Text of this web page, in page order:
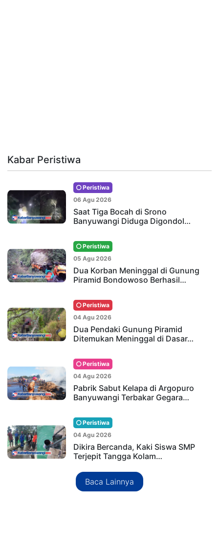
Kabar Peristiwa
Peristiwa
06 Agu 2026
Saat Tiga Bocah di Srono
Banyuwangi Diduga Digondol…
Peristiwa
05 Agu 2026
Dua Korban Meninggal di Gunung
Piramid Bondowoso Berhasil…
Peristiwa
04 Agu 2026
Dua Pendaki Gunung Piramid
Ditemukan Meninggal di Dasar…
Peristiwa
04 Agu 2026
Pabrik Sabut Kelapa di Argopuro
Banyuwangi Terbakar Gegara…
Peristiwa
04 Agu 2026
Dikira Bercanda, Kaki Siswa SMP
Terjepit Tangga Kolam…
Baca Lainnya